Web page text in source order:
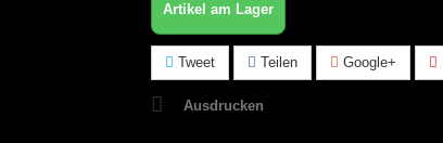
Artikel am Lager
Tweet Teilen Google+
Ausdrucken